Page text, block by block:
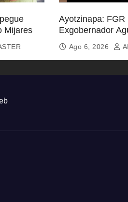
Mijares
Ayotzinapa: FGR
Exgobernador
Información Clave
Ago 6, 2026